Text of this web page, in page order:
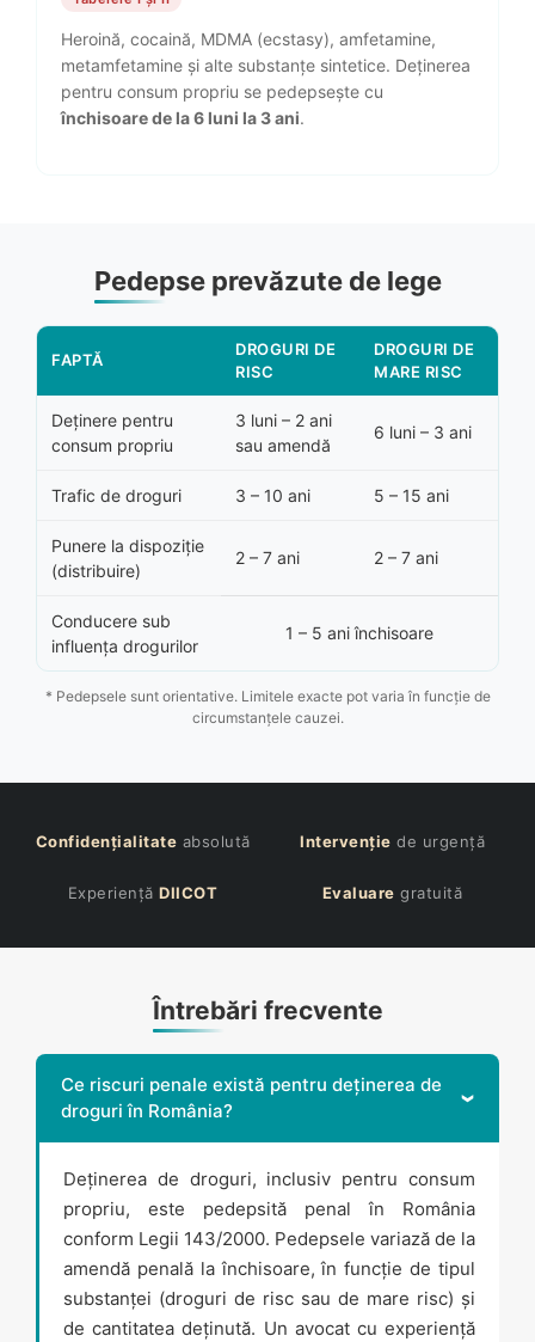
Heroină, cocaină, MDMA (ecstasy), amfetamine,
metamfetamine și alte substanțe sintetice. Deținerea
pentru consum propriu se pedepsește cu
închisoare de la 6 luni la 3 ani.
Pedepse prevăzute de lege
FAPTĂ
DROGURI DE
RISC
DROGURI DE
MARE RISC
Deținere pentru
consum propriu
3 luni – 2 ani
sau amendă
6 luni – 3 ani
Trafic de droguri 3 – 10 ani 5 – 15 ani
Punere la dispoziție
(distribuire)
2 – 7 ani 2 – 7 ani
Conducere sub
influența drogurilor
1 – 5 ani închisoare
* Pedepsele sunt orientative. Limitele exacte pot varia în funcție de
circumstanțele cauzei.
Confidențialitate absolută Intervenție de urgență
ExperiențăDIICOT Evaluare gratuită
Întrebări frecvente
Ce riscuri penale există pentru deținerea de
droguri în România?
Deținerea de droguri, inclusiv pentru consum
propriu, este pedepsită penal în România
conform Legii 143/2000. Pedepsele variază de la
amendă penală la închisoare, în funcție de tipul
substanței (droguri de risc sau de mare risc) și
de cantitatea deținută. Un avocat cu experiență